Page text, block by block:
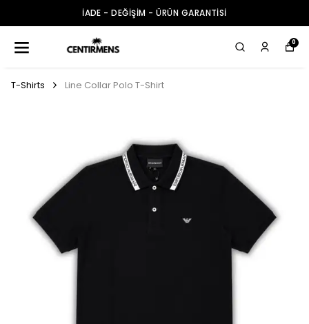
İADE - DEĞİŞİM - ÜRÜN GARANTİSİ
0
T-Shirts Line Collar Polo T-Shirt